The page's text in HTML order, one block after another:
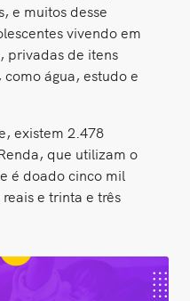
e muitos desse
vivendo em
privadas de itens
água, estudo e
existem 2.478
que utilizam o
é doado cinco mil
e trinta e três